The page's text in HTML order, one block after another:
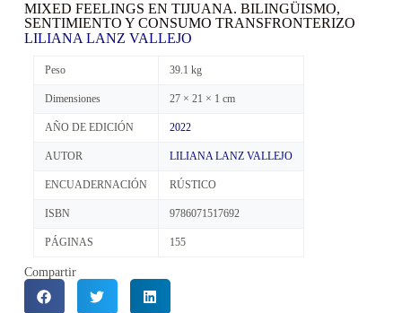
MIXED FEELINGS EN TIJUANA. BILINGÜISMO,
SENTIMIENTO Y CONSUMO TRANSFRONTERIZO
LILIANA LANZ VALLEJO
Peso 39.1 kg
Dimensiones 27 × 21 × 1 cm
AÑO DE EDICIÓN 2022
AUTOR LILIANA LANZ VALLEJO
ENCUADERNACIÓN RÚSTICO
ISBN 9786071517692
PÁGINAS 155
Compartir